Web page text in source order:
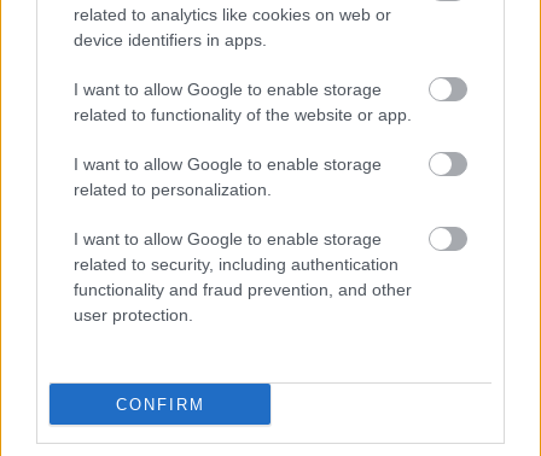
related to analytics like cookies on web or
device identifiers in apps.
I want to allow Google to enable storage
related to functionality of the website or app.
I want to allow Google to enable storage
related to personalization.
I want to allow Google to enable storage
related to security, including authentication
functionality and fraud prevention, and other
user protection.
CONFIRM
Nem tudom, mi az, ami annyira elvarázsoló az
üveggolyókban, de én nemcsak gyerekkoromban
imádtam őket, hanem most is. A gyerek is odavan
értük pici kora óta és gyanítom, hogy ezt ő sem fogja
kinőni. Talán a fények változása a felületükön és a
belsejükben. Vagy a mozgástól kavargó köddé váló
belső…